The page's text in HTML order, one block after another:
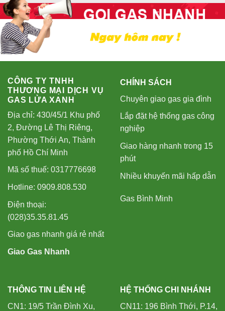
CÔNG TY TNHH
THƯƠNG MẠI DỊCH VỤ
GAS LỬA XANH
Địa chỉ: 430/45/1 Khu phố
2, Đường Lê Thị Riêng,
Phường Thới An, Thành
phố Hồ Chí Minh
Mã số thuế: 0317776698
Hotline: 0909.808.530
Điện thoại:
(028)35.35.81.45
Giao gas nhanh giá rẻ nhất
Giao Gas Nhanh
CHÍNH SÁCH
Chuyên giao gas gia đình
Lắp đặt hệ thống gas công
nghiệp
Giao hàng nhanh trong 15
phút
Nhiều khuyến mãi hấp dẫn
Gas Bình Minh
THÔNG TIN LIÊN HỆ
CN1: 19/5 Trần Đình Xu,
HỆ THỐNG CHI NHÁNH
CN11: 196 Bình Thới, P.14,